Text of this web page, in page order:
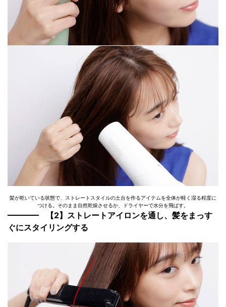
髪が乾いている状態で、ストレートスタイルの土台を作るアイテムを全体が軽く湿る程度に
つける。そのまま自然乾燥させるか、ドライヤーで水分を飛ばす。
【2】ストレートアイロンを通し、髪をまっす
ぐにスタイリングする